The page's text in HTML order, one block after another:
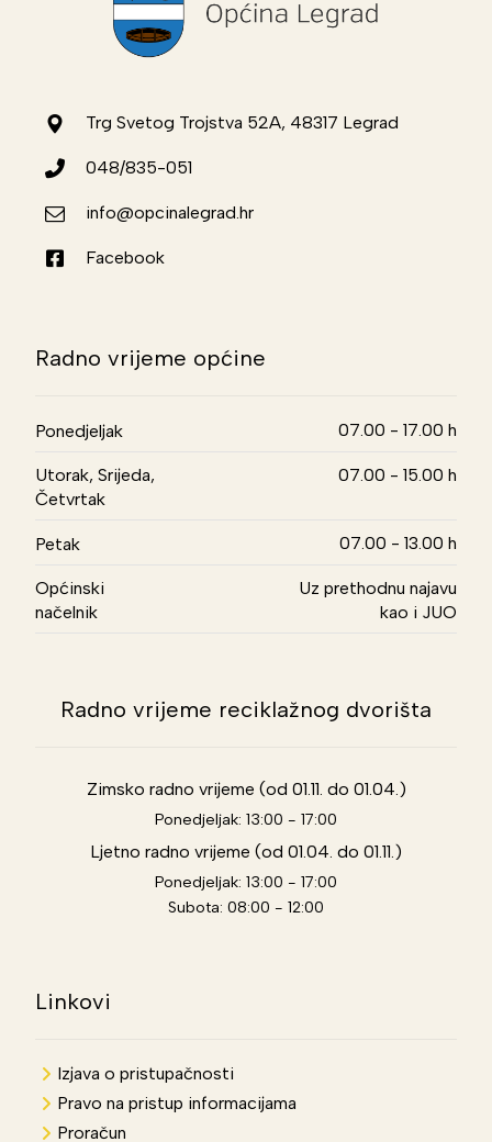
Trg Svetog Trojstva 52A, 48317 Legrad
048/835-051
info@opcinalegrad.hr
Facebook
Radno vrijeme općine
Ponedjeljak 07.00 - 17.00 h
Utorak, Srijeda,
Četvrtak
07.00 - 15.00 h
Petak 07.00 - 13.00 h
Općinski
načelnik
Uz prethodnu najavu
kao i JUO
Radno vrijeme reciklažnog dvorišta
Zimsko radno vrijeme (od 01.11. do 01.04.)
Ponedjeljak: 13:00 - 17:00
Ljetno radno vrijeme (od 01.04. do 01.11.)
Ponedjeljak: 13:00 - 17:00
Subota: 08:00 - 12:00
Linkovi
Izjava o pristupačnosti
Pravo na pristup informacijama
Proračun